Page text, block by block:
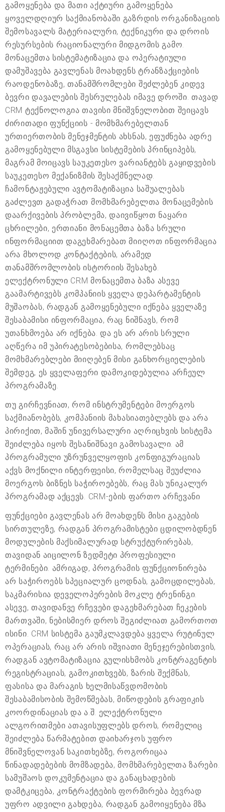
გამოყენება და მათი აქტიური გამოყენება
ყოველდღიურ საქმიანობაში გაზრდის ორგანიზაციის
შემოსავალს მატერიალური, ტექნიკური და დროის
რესურსების რაციონალური მიდგომის გამო.
მონაცემთა სისტემატიზაცია და ოპერატიული
დამუშავება გავლენას მოახდენს ტრანზაქციების
რაოდენობაზე, თანამშრომლები შეძლებენ კიდევ
ბევრი დავალების შესრულებას იმავე დროში. თავად
CRM ტექნოლოგია თავისი მნიშვნელობით შეიცავს
ძირითადი ფუნქციის - მომხმარებელთან
ურთიერთობის მენეჯმენტის ახსნას, ეფუძნება ადრე
გამოყენებული მსგავსი სისტემების პრინციპებს,
მაგრამ მოიცავს საუკეთესო ვარიანტებს გაყიდვების
საუკეთესო მექანიზმის შესაქმნელად.
ჩამონტაჟებული ავტომატიზაცია საშუალებას
გაძლევთ გადაჭრათ მომხმარებელთა მონაცემების
დაარქივების პრობლემა, დაივიწყოთ ნაყარი
ცხრილები, ერთიანი მონაცემთა ბაზა სრული
ინფორმაციით დაგეხმარებათ მიიღოთ ინფორმაცია
არა მხოლოდ კონტაქტების, არამედ
თანამშრომლობის ისტორიის შესახებ.
ელექტრონული CRM მონაცემთა ბაზა ასევე
გაამარტივებს კომპანიის ყველა დეპარტამენტის
მუშაობას, რადგან გამოყენებული იქნება ყველაზე
შესაბამისი ინფორმაცია, რაც ნიშნავს, რომ
უთანხმოება არ იქნება. და ეს არ არის სრული
აღწერა იმ უპირატესობებისა, რომლებსაც
მომხმარებლები მიიღებენ მისი განხორციელების
შემდეგ, ეს ყველაფერი დამოკიდებულია არჩეულ
პროგრამაზე.
თუ გირჩევნიათ, რომ ინსტრუმენტები მოერგოს
საქმიანობებს, კომპანიის მახასიათებლებს და არა
პირიქით, მაშინ უნივერსალური აღრიცხვის სისტემა
შეიძლება იყოს შესანიშნავი გამოსავალი. ამ
პროგრამული უზრუნველყოფის კონფიგურაციას
აქვს მოქნილი ინტერფეისი, რომელსაც შეუძლია
მოერგოს ბიზნეს საჭიროებებს, რაც მას უნიკალურ
პროგრამად აქცევს. CRM-ების ფართო არჩევანი
ფუნქციები გავლენას არ მოახდენს მისი გაგების
სირთულეზე, რადგან პროგრამისტები ცდილობდნენ
მოდულების მაქსიმალურად სტრუქტურირებას,
თავიდან აიცილონ ზედმეტი პროფესიული
ტერმინები. ამრიგად, პროგრამის ფუნქციონირება
არ საჭიროებს სპეციალურ ცოდნას, გამოცდილებას,
საკმარისია დეველოპერების მოკლე ტრენინგი.
ასევე, თავიდანვე რჩევები დაგეხმარებათ ჩეკების
მართვაში, ნებისმიერ დროს შეგიძლიათ გამორთოთ
ისინი. CRM სისტემა გაუმკლავდება ყველა რუტინულ
ოპერაციას, რაც არ არის იშვიათი მენეჯერებისთვის,
რადგან ავტომატიზაცია გულისხმობს კონტრაგენტის
რეგისტრაციას, გამოკითხვებს, ზარის შექმნას,
ფასისა და მარაგის ხელმისაწვდომობის
შესაბამისობის შემოწმებას, მიწოდების გრაფიკის
კოორდინაციას და ა.შ. ელექტრონული
ალგორითმები ათავისუფლებს დროს, რომელიც
შეიძლება წარმატებით დაიხარჯოს უფრო
მნიშვნელოვან საკითხებზე, როგორიცაა
წინადადებების მომზადება, მომხმარებელთა ზარები.
სამუშაოს დოკუმენტაცია და განაცხადების
დამტკიცება, კონტრაქტების ფორმირება ბევრად
უფრო ადვილი გახდება, რადგან გამოიყენება მზა